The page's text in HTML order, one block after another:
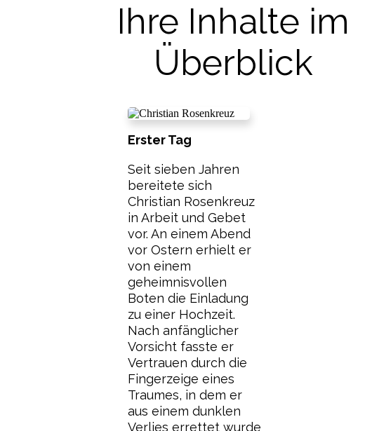
Ihre Inhalte im
Überblick
Erster Tag
Seit sieben Jahren
bereitete sich
Christian Rosenkreuz
in Arbeit und Gebet
vor. An einem Abend
vor Ostern erhielt er
von einem
geheimnisvollen
Boten die Einladung
zu einer Hochzeit.
Nach anfänglicher
Vorsicht fasste er
Vertrauen durch die
Fingerzeige eines
Traumes, in dem er
aus einem dunklen
Verlies errettet wurde